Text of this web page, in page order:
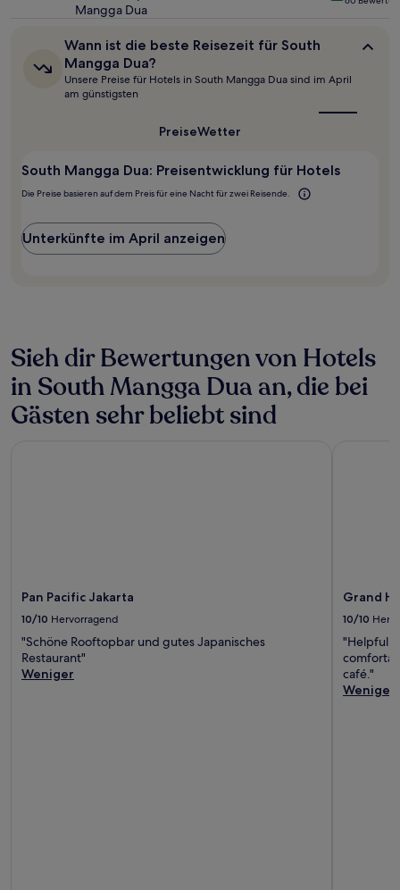
Mangga Dua
Wann
ist
die
beste
Reisezeit
Wann ist die beste Reisezeit für South
Mangga Dua?
Unsere Preise für Hotels in South Mangga Dua sind im April
am günstigsten
PreiseWetter
South Mangga Dua: Preisentwicklung für Hotels
Die Preise basieren auf dem Preis für eine Nacht für zwei Reisende.
Unterkünfte im April anzeigen
Sieh dir Bewertungen von Hotels
in South Mangga Dua an, die bei
Gästen sehr beliebt sind
Pan Pacific Jakarta
10/10 Hervorragend
"Schöne Rooftopbar und gutes Japanisches
Restaurant"
Weniger
Grand
10/10
"Helpful
café."
Weniger